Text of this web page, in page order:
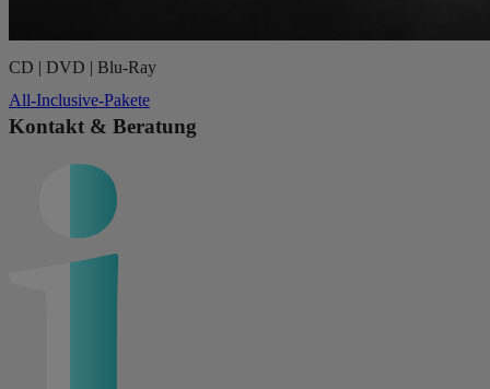
CD | DVD | Blu-Ray
All-Inclusive-Pakete
Kontakt & Beratung